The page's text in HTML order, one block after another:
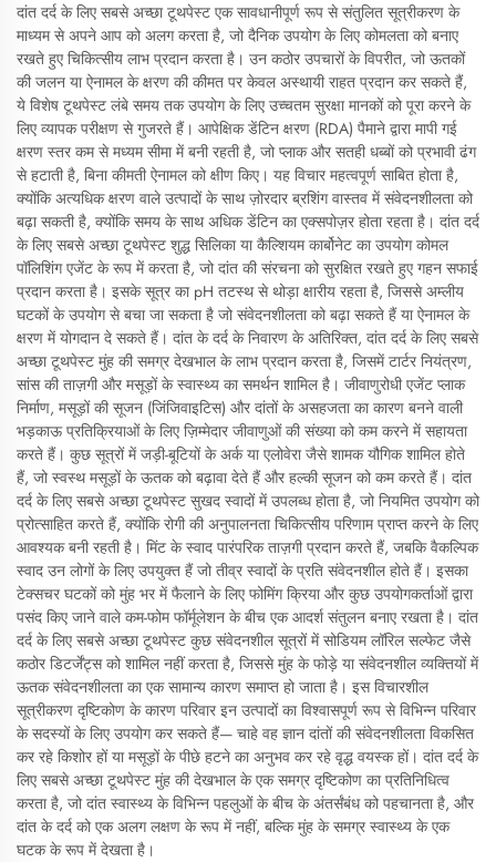
दांत दर्द के लिए सबसे अच्छा टूथपेस्ट एक सावधानीपूर्ण रूप से संतुलित सूत्रीकरण के
माध्यम से अपने आप को अलग करता है, जो दैनिक उपयोग के लिए कोमलता को बनाए
रखते हुए चिकित्सीय लाभ प्रदान करता है। उन कठोर उपचारों के विपरीत, जो ऊतकों
की जलन या ऐनामल के क्षरण की कीमत पर केवल अस्थायी राहत प्रदान कर सकते हैं,
ये विशेष टूथपेस्ट लंबे समय तक उपयोग के लिए उच्चतम सुरक्षा मानकों को पूरा करने के
लिए व्यापक परीक्षण से गुजरते हैं। आपेक्षिक डेंटिन क्षरण (RDA) पैमाने द्वारा मापी गई
क्षरण स्तर कम से मध्यम सीमा में बनी रहती है, जो प्लाक और सतही धब्बों को प्रभावी ढंग
से हटाती है, बिना कीमती ऐनामल को क्षीण किए। यह विचार महत्वपूर्ण साबित होता है,
क्योंकि अत्यधिक क्षरण वाले उत्पादों के साथ ज़ोरदार ब्रशिंग वास्तव में संवेदनशीलता को
बढ़ा सकती है, क्योंकि समय के साथ अधिक डेंटिन का एक्सपोज़र होता रहता है। दांत दर्द
के लिए सबसे अच्छा टूथपेस्ट शुद्ध सिलिका या कैल्शियम कार्बोनेट का उपयोग कोमल
पॉलिशिंग एजेंट के रूप में करता है, जो दांत की संरचना को सुरक्षित रखते हुए गहन सफाई
प्रदान करता है। इसके सूत्र का pH तटस्थ से थोड़ा क्षारीय रहता है, जिससे अम्लीय
घटकों के उपयोग से बचा जा सकता है जो संवेदनशीलता को बढ़ा सकते हैं या ऐनामल के
क्षरण में योगदान दे सकते हैं। दांत के दर्द के निवारण के अतिरिक्त, दांत दर्द के लिए सबसे
अच्छा टूथपेस्ट मुंह की समग्र देखभाल के लाभ प्रदान करता है, जिसमें टार्टर नियंत्रण,
सांस की ताज़गी और मसूड़ों के स्वास्थ्य का समर्थन शामिल है। जीवाणुरोधी एजेंट प्लाक
निर्माण, मसूड़ों की सूजन (जिंजिवाइटिस) और दांतों के असहजता का कारण बनने वाली
भड़काऊ प्रतिक्रियाओं के लिए ज़िम्मेदार जीवाणुओं की संख्या को कम करने में सहायता
करते हैं। कुछ सूत्रों में जड़ी-बूटियों के अर्क या एलोवेरा जैसे शामक यौगिक शामिल होते
हैं, जो स्वस्थ मसूड़ों के ऊतक को बढ़ावा देते हैं और हल्की सूजन को कम करते हैं। दांत
दर्द के लिए सबसे अच्छा टूथपेस्ट सुखद स्वादों में उपलब्ध होता है, जो नियमित उपयोग को
प्रोत्साहित करते हैं, क्योंकि रोगी की अनुपालनता चिकित्सीय परिणाम प्राप्त करने के लिए
आवश्यक बनी रहती है। मिंट के स्वाद पारंपरिक ताज़गी प्रदान करते हैं, जबकि वैकल्पिक
स्वाद उन लोगों के लिए उपयुक्त हैं जो तीव्र स्वादों के प्रति संवेदनशील होते हैं। इसका
टेक्सचर घटकों को मुंह भर में फैलाने के लिए फोमिंग क्रिया और कुछ उपयोगकर्ताओं द्वारा
पसंद किए जाने वाले कम-फोम फॉर्मूलेशन के बीच एक आदर्श संतुलन बनाए रखता है। दांत
दर्द के लिए सबसे अच्छा टूथपेस्ट कुछ संवेदनशील सूत्रों में सोडियम लॉरिल सल्फेट जैसे
कठोर डिटर्जेंट्स को शामिल नहीं करता है, जिससे मुंह के फोड़े या संवेदनशील व्यक्तियों में
ऊतक संवेदनशीलता का एक सामान्य कारण समाप्त हो जाता है। इस विचारशील
सूत्रीकरण दृष्टिकोण के कारण परिवार इन उत्पादों का विश्वासपूर्ण रूप से विभिन्न परिवार
के सदस्यों के लिए उपयोग कर सकते हैं— चाहे वह ज्ञान दांतों की संवेदनशीलता विकसित
कर रहे किशोर हों या मसूड़ों के पीछे हटने का अनुभव कर रहे वृद्ध वयस्क हों। दांत दर्द के
लिए सबसे अच्छा टूथपेस्ट मुंह की देखभाल के एक समग्र दृष्टिकोण का प्रतिनिधित्व
करता है, जो दांत स्वास्थ्य के विभिन्न पहलुओं के बीच के अंतर्संबंध को पहचानता है, और
दांत के दर्द को एक अलग लक्षण के रूप में नहीं, बल्कि मुंह के समग्र स्वास्थ्य के एक
घटक के रूप में देखता है।